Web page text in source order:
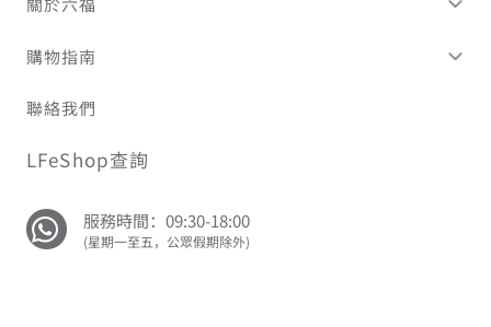
購物指南
聯絡我們
LFeShop查詢
服務時間：09:30-18:00
(星期一至五，公眾假期除外)